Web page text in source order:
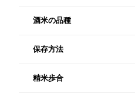
酒米の品種
保存方法
精米歩合